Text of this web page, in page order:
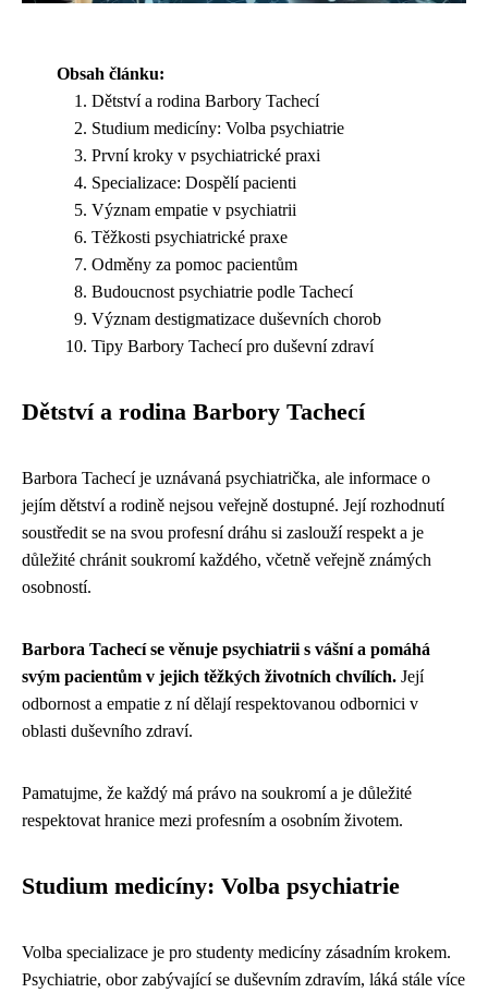
Obsah článku:
Dětství a rodina Barbory Tachecí
Studium medicíny: Volba psychiatrie
První kroky v psychiatrické praxi
Specializace: Dospělí pacienti
Význam empatie v psychiatrii
Těžkosti psychiatrické praxe
Odměny za pomoc pacientům
Budoucnost psychiatrie podle Tachecí
Význam destigmatizace duševních chorob
Tipy Barbory Tachecí pro duševní zdraví
Dětství a rodina Barbory Tachecí
Barbora Tachecí je uznávaná psychiatrička, ale informace o
jejím dětství a rodině nejsou veřejně dostupné. Její rozhodnutí
soustředit se na svou profesní dráhu si zaslouží respekt a je
důležité chránit soukromí každého, včetně veřejně známých
osobností.
Barbora Tachecí se věnuje psychiatrii s vášní a pomáhá
svým pacientům v jejich těžkých životních chvílích. Její
odbornost a empatie z ní dělají respektovanou odbornici v
oblasti duševního zdraví.
Pamatujme, že každý má právo na soukromí a je důležité
respektovat hranice mezi profesním a osobním životem.
Studium medicíny: Volba psychiatrie
Volba specializace je pro studenty medicíny zásadním krokem.
Psychiatrie, obor zabývající se duševním zdravím, láká stále více